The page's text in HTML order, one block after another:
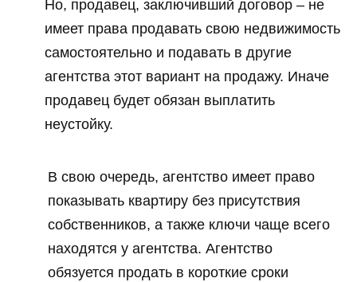
Но, продавец, заключивший договор – не
имеет права продавать свою недвижимость
самостоятельно и подавать в другие
агентства этот вариант на продажу. Иначе
продавец будет обязан выплатить
неустойку.
В свою очередь, агентство имеет право
показывать квартиру без присутствия
собственников, а также ключи чаще всего
находятся у агентства. Агентство
обязуется продать в короткие сроки